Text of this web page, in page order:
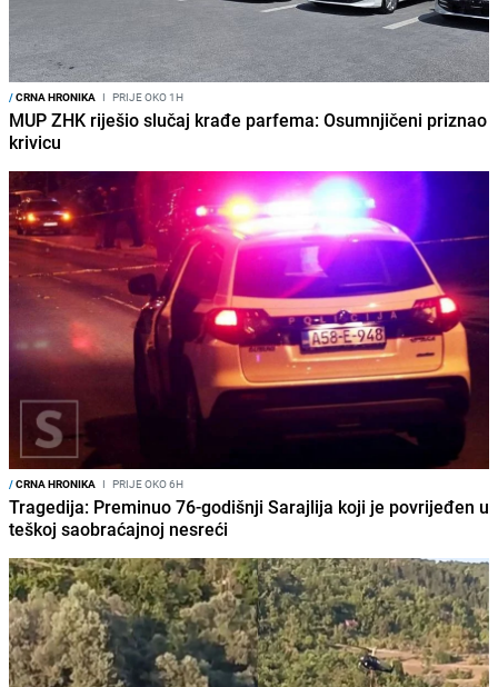
/CRNA HRONIKA I PRIJE OKO 1H
MUP ZHK riješio slučaj krađe parfema: Osumnjičeni priznao
krivicu
/CRNA HRONIKA I PRIJE OKO 6H
Tragedija: Preminuo 76-godišnji Sarajlija koji je povrijeđen u
teškoj saobraćajnoj nesreći